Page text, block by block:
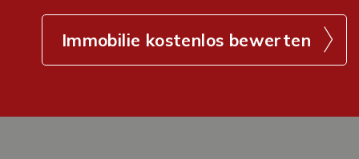
Immobilie kostenlos bewerten